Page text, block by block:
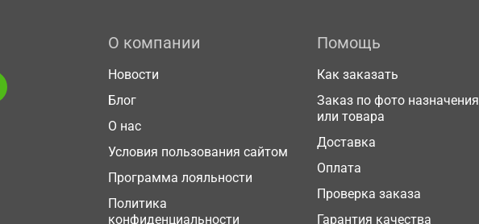
О компании
Новости
Блог
О нас
Условия пользования сайтом
Программа лояльности
Политика
конфиденциальности
Помощь
Как заказать
Заказ по фото назначения
или товара
Доставка
Оплата
Проверка заказа
Гарантия качества